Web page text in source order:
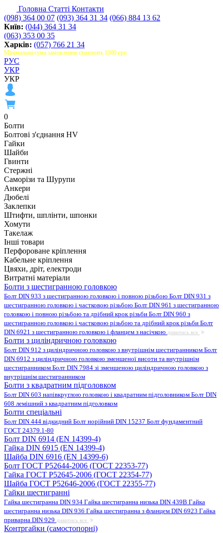
Головна Статті Контакти
(098) 364 00 07 (093) 364 31 34 (066) 884 13 62
Київ: (044) 364 31 34
(063) 353 00 35
Харків: (057) 766 21 34
Мінімальна сума замовлення становить 1000 грн
РУС
УКР
УКР
0
Болти
Болтові з'єднання HV
Гайки
Шайби
Гвинти
Стержні
Саморізи та Шурупи
Анкери
Дюбелі
Заклепки
Штифти, шплінти, шпонки
Хомути
Такелаж
Інші товари
Перфороване кріплення
Кабельне кріплення
Цвяхи, дріт, електроди
Витратні матеріали
Болти з шестигранною головкою
Болт DIN 933 з шестигранною головкою і повною різьбою Болт DIN 931 з
шестигранною головкою і частковою різьбою Болт DIN 961 з шестигранною
головкою і повною різьбою та дрібний крок різьби Болт DIN 960 з
шестигранною головкою і частковою різьбою та дрібний крок різьби Болт
DIN 6921 з шестигранною головкою і фланцем з насічкою дивитись все
Болти з циліндричною головкою
Болт DIN 912 з циліндричною головкою з внутрішнім шестигранником Болт
DIN 6912 з циліндричною головкою зменшеної висоти та внутрішнім
шестигранником Болт DIN 7984 зі зменшеною циліндричною головкою з
внутрішнім шестигранником
Болти з квадратним підголовком
Болт DIN 603 напівкруглою головкою і квадратним підголовником Болт DIN
608 лемішний з квадратним підголовком
Болти спеціальні
Болт DIN 444 відкидний Болт норійний DIN 15237 Болт фундаментний
ГОСТ 24379.1-80
Болт DIN 6914 (EN 14399-4)
Гайка DIN 6915 (EN 14399-4)
Шайба DIN 6916 (EN 14399-6)
Болт ГОСТ Р52644-2006 (ГОСТ 22353-77)
Гайка ГОСТ Р52645-2006 (ГОСТ 22354-77)
Шайба ГОСТ Р52646-2006 (ГОСТ 22355-77)
Гайки шестигранні
Гайка шестигранна DIN 934 Гайка шестигранна низька DIN 439B Гайка
шестигранна низька DIN 936 Гайка шестигранна з фланцем DIN 6923 Гайка
приварна DIN 929 дивитись все
Контргайки (самостопорні)